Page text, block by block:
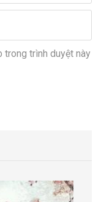
trong trình duyệt này